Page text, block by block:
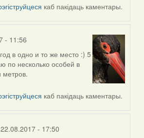
каб пакідаць каментары.
- 11:56
в одно и то же место :) 5
по несколько особей в
метров.
каб пакідаць каментары.
- 17:50